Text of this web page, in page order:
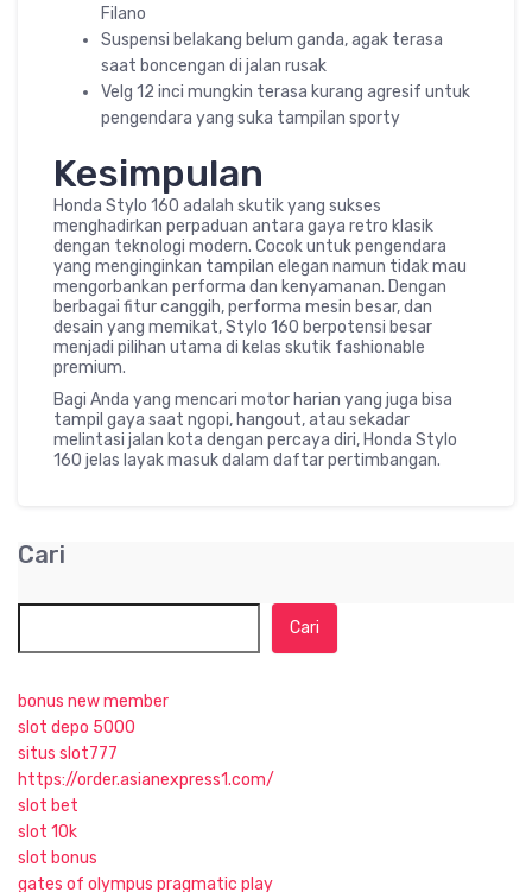
Filano
Suspensi belakang belum ganda, agak terasa
saat boncengan di jalan rusak
Velg 12 inci mungkin terasa kurang agresif untuk
pengendara yang suka tampilan sporty
Kesimpulan
Honda Stylo 160 adalah skutik yang sukses
menghadirkan perpaduan antara gaya retro klasik
dengan teknologi modern. Cocok untuk pengendara
yang menginginkan tampilan elegan namun tidak mau
mengorbankan performa dan kenyamanan. Dengan
berbagai fitur canggih, performa mesin besar, dan
desain yang memikat, Stylo 160 berpotensi besar
menjadi pilihan utama di kelas skutik fashionable
premium.
Bagi Anda yang mencari motor harian yang juga bisa
tampil gaya saat ngopi, hangout, atau sekadar
melintasi jalan kota dengan percaya diri, Honda Stylo
160 jelas layak masuk dalam daftar pertimbangan.
Cari
Cari
bonus new member
slot depo 5000
situs slot777
https://order.asianexpress1.com/
slot bet
slot 10k
slot bonus
gates of olympus pragmatic play